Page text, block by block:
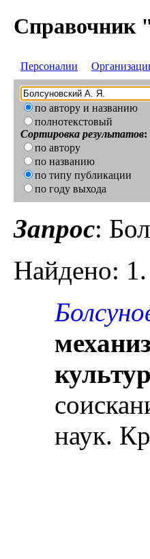
Справочник
Персоналии
по автору и названию
полнотекстовый
Сортировка результатов:
по автору
по названию
по типу публикации
по году выхода
Запрос:
Найдено: 1.
наук.